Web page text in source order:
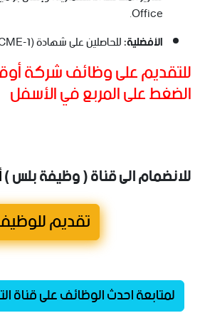
Office.
الأفضلية:للحاصلين على شهادة (CME-1).
للتقديم على وظائف شركة
الضغط على المربع في الأسفل
للانضمام الى قناة ( وظيفة بلس )
تقديم
لمتابعة احدث الوظائف على قناة